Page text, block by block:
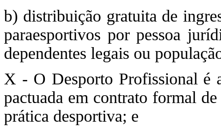
b) distribuição gratuita de
paraesportivos por pessoa
dependentes legais ou
X - O Desporto Profissional é
pactuada em contrato formal
prática desportiva; e